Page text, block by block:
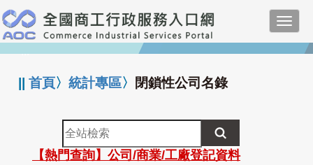
跳
到
主
要
:::
||首頁〉統計專區〉 閉鎖性公司名錄
全
站
檢
【熱門查詢】公司/商業/工廠登記資料